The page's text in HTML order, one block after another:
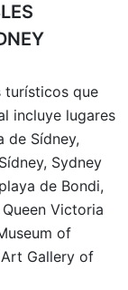
turísticos que
incluye lugares
de Sídney,
Sydney
de Bondi,
Victoria
of
Gallery of